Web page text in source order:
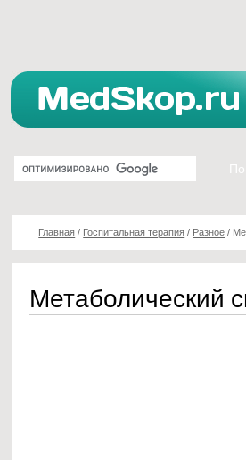
Главная / Госпитальная терапия / Разное /
Метаболический